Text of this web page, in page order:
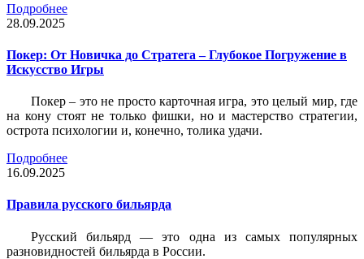
Подробнее
28.09.2025
Покер: От Новичка до Стратега – Глубокое Погружение в
Искусство Игры
Покер – это не просто карточная игра, это целый мир, где
на кону стоят не только фишки, но и мастерство стратегии,
острота психологии и, конечно, толика удачи.
Подробнее
16.09.2025
Правила русского бильярда
Русский бильярд — это одна из самых популярных
разновидностей бильярда в России.